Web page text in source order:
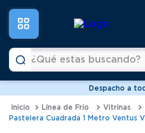
¿Qué estas buscando?
Despacho a
Línea de Frío Vitrinas
Pastelera Cuadrada 1 Metro Ventus
Términos más buscados
1.
vitrinas